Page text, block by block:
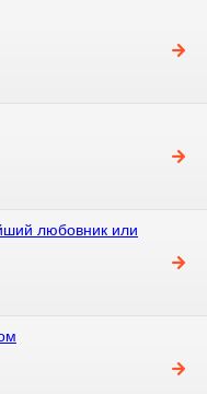
любовник или